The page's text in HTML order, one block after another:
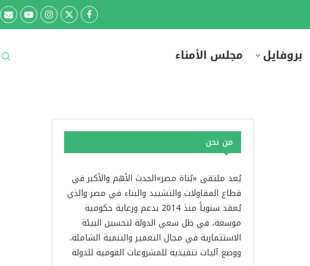
بروفايل مجلس الأمناء
من نحن
يُعد ملتقى «بُناة مصر»الحدث الأهم والأكبر في
قطاع المقاولات والتشييد والبناء في مصر والذي
يُعقد سنوياً منذ 2014 بدعم ورعاية حكومية
موسعة، في ظل سعي الدولة لتحسين البيئة
الاستثمارية في مجال التعمير والتنمية الشاملة،
ووضع آليات تنفيذية للمشروعات القومية للدولة